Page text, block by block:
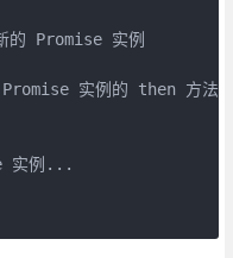
的 Promise 实例
Promise 实例的 then
实例...